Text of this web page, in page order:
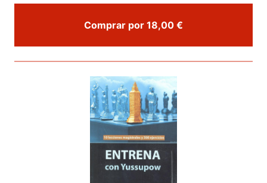
Comprar por 18,00 €